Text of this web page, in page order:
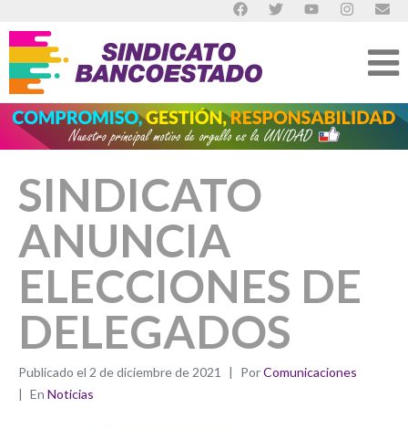
SINDICATO
ANUNCIA
ELECCIONES DE
DELEGADOS
Publicado el 2 de diciembre de 2021 PorComunicaciones
En Noticias